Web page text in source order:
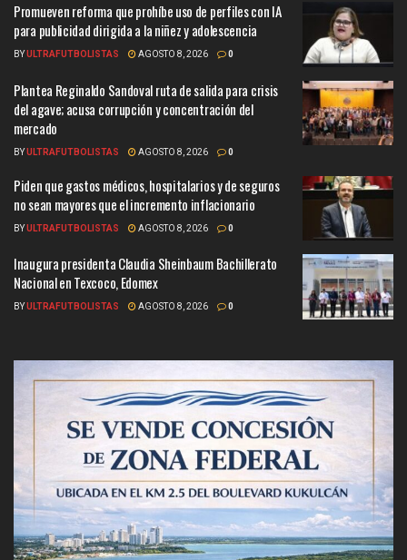
Promueven reforma que prohíbe uso de perfiles con IA
para publicidad dirigida a la niñez y adolescencia
BYULTRAFUTBOLISTAS AGOSTO 8, 2026 0
Plantea Reginaldo Sandoval ruta de salida para crisis
del agave; acusa corrupción y concentración del
mercado
BYULTRAFUTBOLISTAS AGOSTO 8, 2026 0
Piden que gastos médicos, hospitalarios y de seguros
no sean mayores que el incremento inflacionario
BYULTRAFUTBOLISTAS AGOSTO 8, 2026 0
Inaugura presidenta Claudia Sheinbaum Bachillerato
Nacional en Texcoco, Edomex
BYULTRAFUTBOLISTAS AGOSTO 8, 2026 0